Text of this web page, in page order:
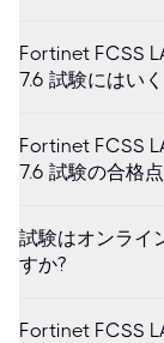
Fortinet FCSS
7.6 試験にはい
Fortinet FCSS
7.6 試験の合格
試験はオンライ
すか?
Fortinet FCSS